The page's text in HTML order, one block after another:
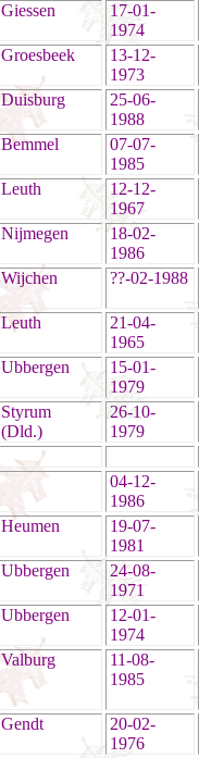
Giessen
17-01-
1974
Groesbeek
13-12-
1973
Duisburg
25-06-
1988
Bemmel
07-07-
1985
Leuth
12-12-
1967
Nijmegen
18-02-
1986
Wijchen ??-02-1988
Leuth
21-04-
1965
Ubbergen
15-01-
1979
Styrum
(Dld.)
26-10-
1979
04-12-
1986
Heumen
19-07-
1981
Ubbergen
24-08-
1971
Ubbergen
12-01-
1974
Valburg
11-08-
1985
Gendt
20-02-
1976